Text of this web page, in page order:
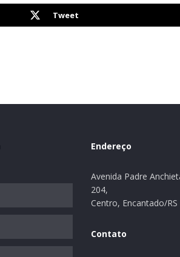
Tweet
Endereço
Avenida Padre
204,
Centro, Encantado/RS
Contato